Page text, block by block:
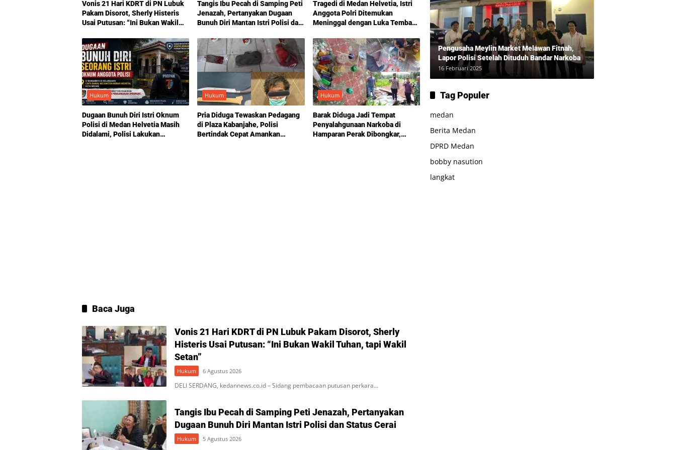
Vonis 21 Hari KDRT di PN Lubuk
Pakam Disorot, Sherly Histeris
Usai Putusan: “Ini Bukan Wakil
Tangis Ibu Pecah di Samping Peti
Jenazah, Pertanyakan Dugaan
Bunuh Diri Mantan Istri Polisi dan
Tragedi di Medan Helvetia, Istri
Anggota Polri Ditemukan
Meninggal dengan Luka Tembak,
Hukum
Dugaan Bunuh Diri Istri Oknum
Polisi di Medan Helvetia Masih
Didalami, Polisi Lakukan
Hukum
Pria Diduga Tewaskan Pedagang
di Plaza Kabanjahe, Polisi
Bertindak Cepat Amankan
Hukum
Barak Diduga Jadi Tempat
Penyalahgunaan Narkoba di
Hamparan Perak Dibongkar,
Baca Juga
Vonis 21 Hari KDRT di PN Lubuk Pakam Disorot, Sherly
Histeris Usai Putusan: “Ini Bukan Wakil Tuhan, tapi Wakil
Setan”
Hukum 6 Agustus 2026
DELI SERDANG, kedannews.co.id – Sidang pembacaan putusan perkara…
Tangis Ibu Pecah di Samping Peti Jenazah, Pertanyakan
Dugaan Bunuh Diri Mantan Istri Polisi dan Status Cerai
Hukum 5 Agustus 2026
Pengusaha Meylin Market Melawan Fitnah,
Lapor Polisi Setelah Dituduh Bandar Narkoba
16 Februari 2025
Tag Populer
medan
Berita Medan
DPRD Medan
bobby nasution
langkat